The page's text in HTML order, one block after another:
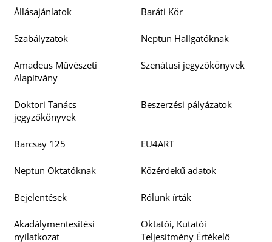
Állásajánlatok Baráti Kör
Szabályzatok Neptun Hallgatóknak
Amadeus Művészeti
Alapítvány
Szenátusi jegyzőkönyvek
Doktori Tanács
jegyzőkönyvek
Beszerzési pályázatok
Barcsay 125 EU4ART
Neptun Oktatóknak Közérdekű adatok
Bejelentések Rólunk írták
Akadálymentesítési
nyilatkozat
Oktatói, Kutatói
Teljesítmény Értékelő